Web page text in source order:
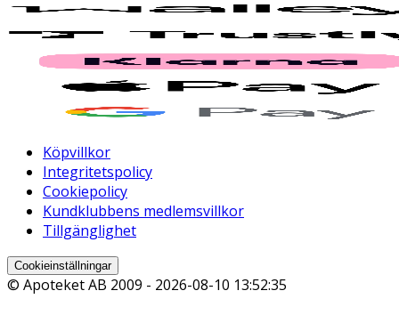
Köpvillkor
Integritetspolicy
Cookiepolicy
Kundklubbens medlemsvillkor
Tillgänglighet
Cookieinställningar
© Apoteket AB 2009 - 2026-08-10 13:52:35